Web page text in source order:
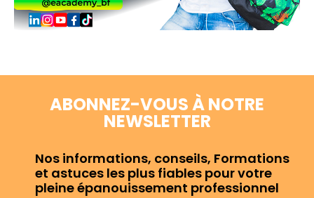
ABONNEZ-VOUS À NOTRE
NEWSLETTER
Nos informations, conseils, Formations
et astuces les plus fiables pour votre
pleine épanouissement professionnel